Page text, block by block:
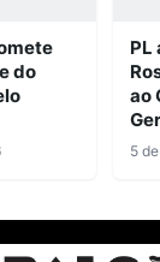
do
PL
ao
5